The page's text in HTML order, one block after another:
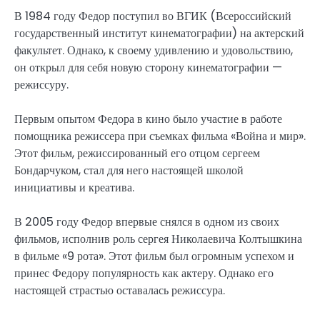
В 1984 году Федор поступил во ВГИК (Всероссийский
государственный институт кинематографии) на актерский
факультет. Однако, к своему удивлению и удовольствию,
он открыл для себя новую сторону кинематографии —
режиссуру.
Первым опытом Федора в кино было участие в работе
помощника режиссера при съемках фильма «Война и мир».
Этот фильм, режиссированный его отцом сергеем
Бондарчуком, стал для него настоящей школой
инициативы и креатива.
В 2005 году Федор впервые снялся в одном из своих
фильмов, исполнив роль сергея Николаевича Колтышкина
в фильме «9 рота». Этот фильм был огромным успехом и
принес Федору популярность как актеру. Однако его
настоящей страстью оставалась режиссура.